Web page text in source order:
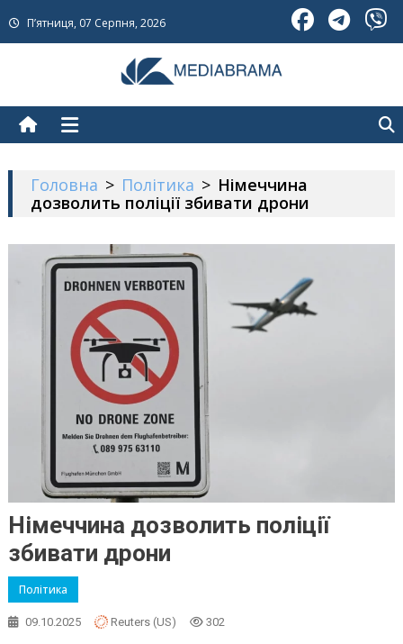
to
П’ятниця, 07 Серпня, 2026
Головна > Політика > Німеччина
дозволить поліції збивати дрони
Німеччина дозволить поліції
збивати дрони
Політика
09.10.2025 Reuters (US) 302